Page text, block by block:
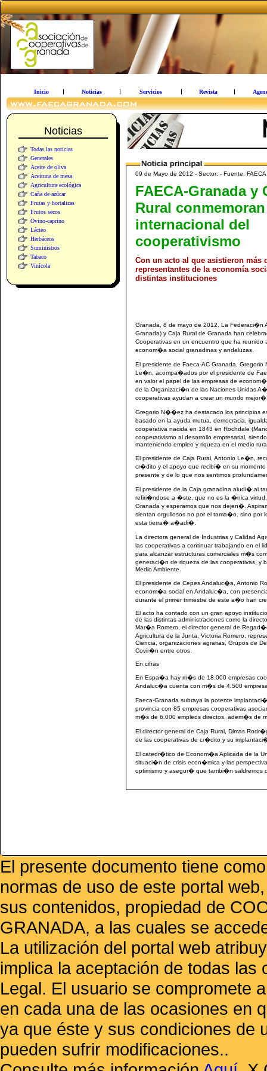
Inicio Noticias Servicios Revista
Noticias
Todas las noticias
Generales
Aceite de oliva
Aceituna de mesa
Agricultura ecológica
Caña de azúcar
Frutas y hortalizas
Frutos secos
Ovino-caprino
Lácteo
Herbáceos
Suministros
Tabaco
Vinícola
09 de Mayo de 2012 - Sector: - Fuente:
FAECA-Granada y
Rural
internacional del
cooperativismo
Con un acto al que asistieron más
representantes de la economía
distintas instituciones
Granada, 8 de mayo de 2012. La Federaci�n
Granada) y Caja Rural de Granada han
Cooperativas en un encuentro que ha
econom�a social granadinas y andaluzas.
El presidente de Faeca-AC Granada,
Le�n, acompa�ados por el presidente de
en valor el papel de las empresas de
de la Organizaci�n de las Naciones Unidas
cooperativas ayudan a crear un mundo
Gregorio N��ez ha destacado los principios
basado en la ayuda mutua, democracia,
cooperativa nacida en 1843 en Rochdale
cooperativismo al desarrollo empresarial,
manteniendo empleo y riqueza en el medio
El presidente de Caja Rural, Antonio Le�n,
cr�dito y el apoyo que recibi� en su
presente y de lo que nos sentimos
El presidente de la Caja granadina aludi� al
refiri�ndose a �ste, que no es la �nica
Granada y esperamos que nos dejen�.
sientan orgullosos no por el tama�o, sino por
esta tierra� a�adi�.
La directora general de Industrias y Calidad
las cooperativas a continuar trabajando en el
para alcanzar estructuras comerciales m�s
generaci�n de riqueza de las cooperativas, y
Medio Ambiente.
El presidente de Cepes Andaluc�a, Antonio
econom�a social en Andaluc�a, con
durante el primer trimestre de este a�o han
El acto ha contado con un gran apoyo
de las distintas administraciones como la
Mar�a Romero, el director general de
Agricultura de la Junta, Victoria Romero,
Ciencia, organizaciones agrarias, Grupos de
Covir�n entre otros.
En cifras
En Espa�a hay m�s de 18.000 empresas
Andaluc�a cuenta con m�s de 4.500
Faeca-Granada subraya la potente
provincia con 85 empresas cooperativas
m�s de 6.000 empleos directos, adem�s de
El director general de Caja Rural, Dimas
de las cooperativas de cr�dito y su
El catedr�tico de Econom�a Aplicada de la
situaci�n de crisis econ�mica y las
optimismo y asegur� que tambi�n saldremos
El presente documento tiene
normas de uso de este portal
sus contenidos, propiedad de
GRANADA, a las cuales se
La utilización del portal web
implica la aceptación de todas
Legal. El usuario se compromete
en cada una de las ocasiones en
ya que éste y sus condiciones de
pueden sufrir modificaciones..